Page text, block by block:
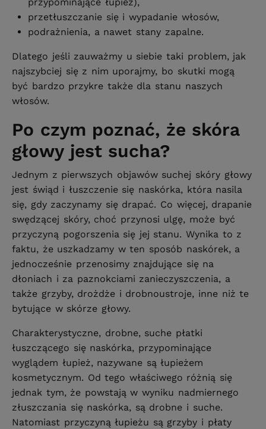
przypominające łupież),
przetłuszczanie się i wypadanie włosów,
podrażnienia, a nawet stany zapalne.
Dlatego jeśli zauważmy u siebie taki problem, jak
najszybciej się z nim uporajmy, bo skutki mogą
być bardzo przykre także dla stanu naszych
włosów.
Po czym poznać, że skóra
głowy jest sucha?
Jednym z pierwszych objawów suchej skóry głowy
jest świąd i łuszczenie się naskórka, która nasila
się, gdy zaczynamy się drapać. Co więcej, drapanie
swędzącej skóry, choć przynosi ulgę, może być
przyczyną pogorszenia się jej stanu. Wynika to z
faktu, że uszkadzamy w ten sposób naskórek, a
jednocześnie przenosimy znajdujące się na
dłoniach i za paznokciami zanieczyszczenia, a
także grzyby, drożdże i drobnoustroje, inne niż te
bytujące w skórze głowy.
Charakterystyczne, drobne, suche płatki
łuszczącego się naskórka, przypominające
wyglądem łupież, nazywane są łupieżem
kosmetycznym. Od tego właściwego różnią się
jednak tym, że powstają w wyniku nadmiernego
złuszczania się naskórka, są drobne i suche.
Natomiast przyczyną łupieżu są grzyby i płaty